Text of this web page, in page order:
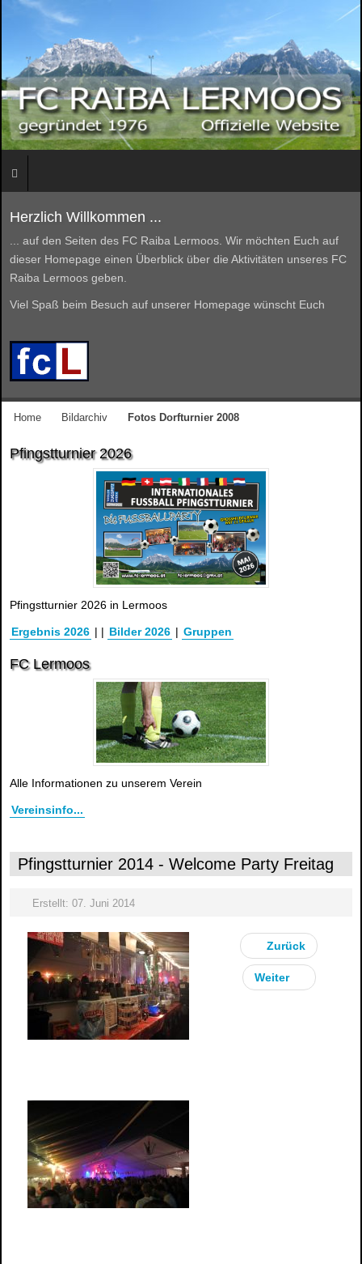
Herzlich Willkommen ...
... auf den Seiten des FC Raiba Lermoos. Wir möchten Euch auf
dieser Homepage einen Überblick über die Aktivitäten unseres FC
Raiba Lermoos geben.
Viel Spaß beim Besuch auf unserer Homepage wünscht Euch
Home Bildarchiv Fotos Dorfturnier 2008
Pfingstturnier 2026
Pfingstturnier 2026 in Lermoos
Ergebnis 2026 | | Bilder 2026 | Gruppen
FC Lermoos
Alle Informationen zu unserem Verein
Vereinsinfo...
Pfingstturnier 2014 - Welcome Party Freitag
Erstellt: 07. Juni 2014
Zurück
Weiter